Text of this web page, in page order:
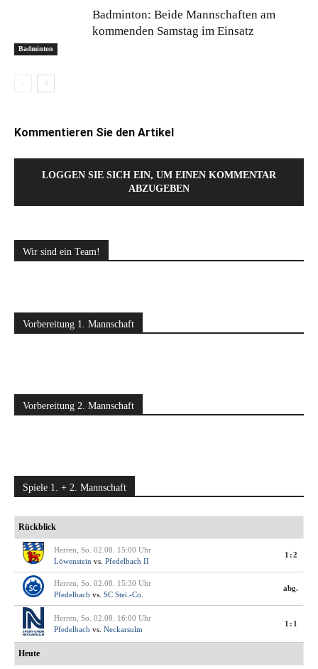
Badminton
Badminton: Beide Mannschaften am
kommenden Samstag im Einsatz
Kommentieren Sie den Artikel
LOGGEN SIE SICH EIN, UM EINEN KOMMENTAR
ABZUGEBEN
Wir sind ein Team!
Vorbereitung 1. Mannschaft
Vorbereitung 2. Mannschaft
Spiele 1. + 2. Mannschaft
Rückblick
Herren, So. 02.08. 15:00 Uhr
Löwenstein vs. Pfedelbach II
1:2
Herren, So. 02.08. 15:30 Uhr
Pfedelbach vs. SC Stei.-Co.
abg.
Herren, So. 02.08. 16:00 Uhr
Pfedelbach vs. Neckarsulm
1:1
Heute